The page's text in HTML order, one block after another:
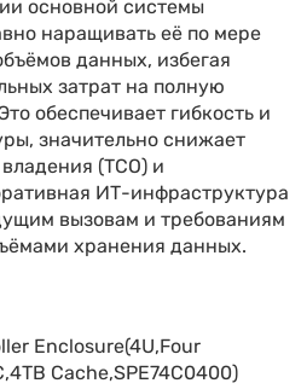
основной системы
наращивать её по мере
данных, избегая
затрат на полную
обеспечивает гибкость и
значительно снижает
(TCO) и
ИТ-инфраструктура
вызовам и требованиям
хранения данных.
Enclosure(4U,Four
Cache,SPE74C0400)